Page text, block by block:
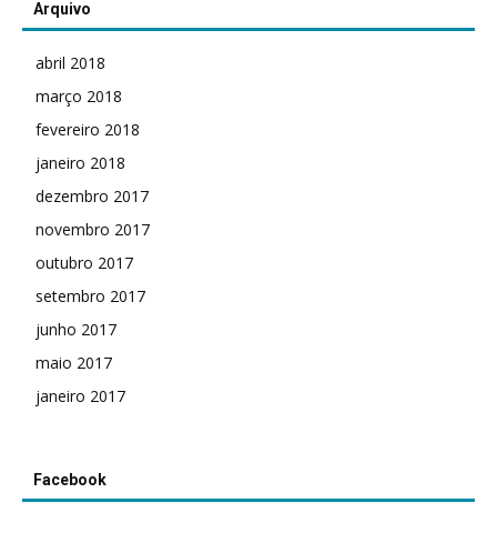
Arquivo
abril 2018
março 2018
fevereiro 2018
janeiro 2018
dezembro 2017
novembro 2017
outubro 2017
setembro 2017
junho 2017
maio 2017
janeiro 2017
Facebook